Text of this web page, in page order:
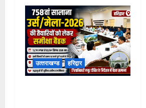
उत्‍तराखण्‍ड हरिद्वार